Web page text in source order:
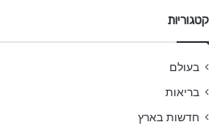
קטגוריות
בעולם
בריאות
חדשות בארץ